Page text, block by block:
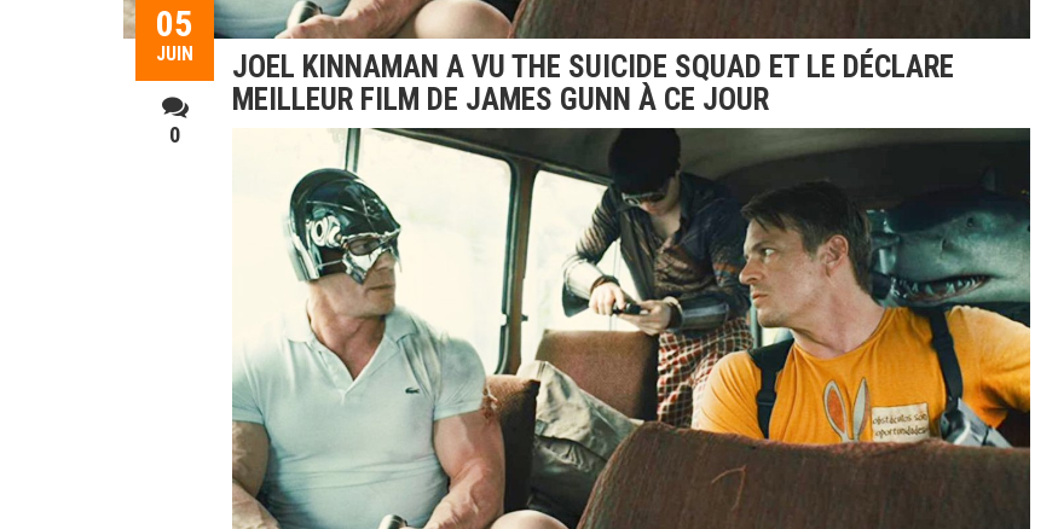
05
JUIN
0
JOEL KINNAMAN A VU THE SUICIDE SQUAD ET LE DÉCLARE
MEILLEUR FILM DE JAMES GUNN À CE JOUR